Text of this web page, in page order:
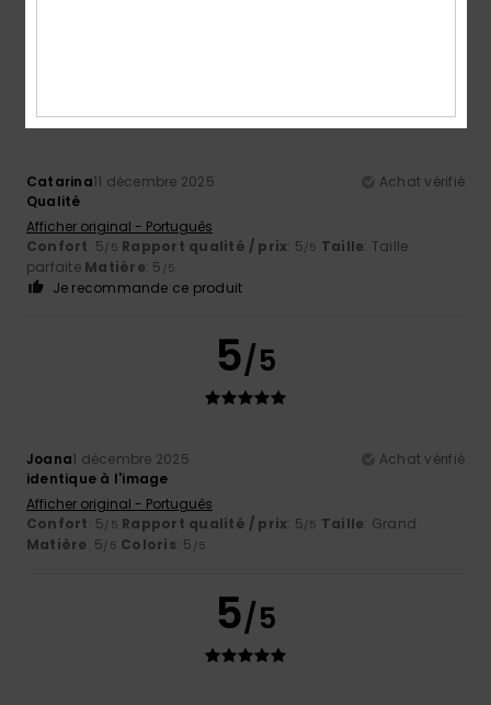
Catarina11 décembre 2025
Achat vérifié
Qualité
Afficher original - Português
Confort: 5/5 Rapport qualité / prix: 5/5 Taille: Taille
parfaite Matière: 5 /5
Je recommande ce produit
5/5
Joana1 décembre 2025
Achat vérifié
identique à l'image
Afficher original - Português
Confort: 5/5 Rapport qualité / prix: 5/5 Taille: Grand
Matière: 5/5 Coloris: 5 /5
5/5